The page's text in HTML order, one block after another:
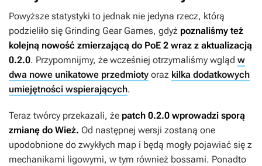
Powyższe statystyki to jednak nie jedyna rzecz, którą
podzieliło się Grinding Gear Games, gdyż poznaliśmy też
kolejną nowość zmierzającą do PoE 2 wraz z aktualizacją
0.2.0. Przypomnijmy, że wcześniej otrzymaliśmy wgląd w
dwa nowe unikatowe przedmioty oraz kilka dodatkowych
umiejętności wspierających.
Teraz twórcy przekazali, że patch 0.2.0 wprowadzi sporą
zmianę do Wież. Od następnej wersji zostaną one
upodobnione do zwykłych map i będą mogły pojawiać się z
mechanikami ligowymi, w tym również bossami. Ponadto